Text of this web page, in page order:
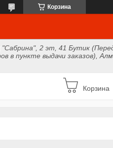
Корзина
"Сабрина", 2 эт, 41 Бутик
в пункте выдачи заказов),
Корзина